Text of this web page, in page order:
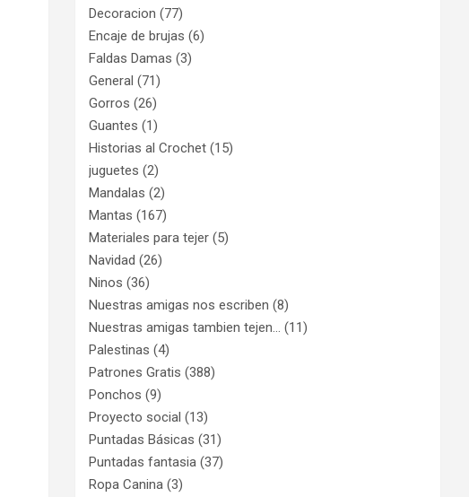
Decoracion (77)
Encaje de brujas (6)
Faldas Damas (3)
General (71)
Gorros (26)
Guantes (1)
Historias al Crochet (15)
juguetes (2)
Mandalas (2)
Mantas (167)
Materiales para tejer (5)
Navidad (26)
Ninos (36)
Nuestras amigas nos escriben (8)
Nuestras amigas tambien tejen… (11)
Palestinas (4)
Patrones Gratis (388)
Ponchos (9)
Proyecto social (13)
Puntadas Básicas (31)
Puntadas fantasia (37)
Ropa Canina (3)